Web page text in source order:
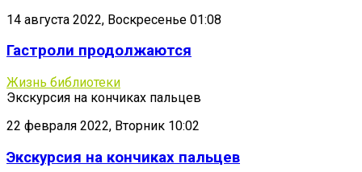
14 августа 2022, Воскресенье 01:08
Гастроли продолжаются
Жизнь библиотеки
Экскурсия на кончиках пальцев
22 февраля 2022, Вторник 10:02
Экскурсия на кончиках пальцев